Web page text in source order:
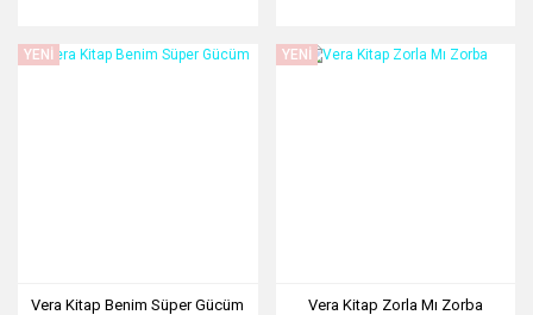
YENİ
Vera Kitap Benim Süper Gücüm
YENİ
Vera Kitap Zorla Mı Zorba